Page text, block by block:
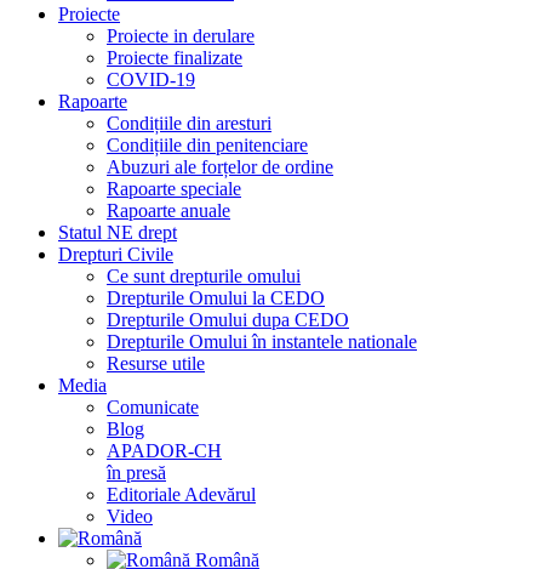
Proiecte
Proiecte in derulare
Proiecte finalizate
COVID-19
Rapoarte
Condițiile din aresturi
Condițiile din penitenciare
Abuzuri ale forțelor de ordine
Rapoarte speciale
Rapoarte anuale
Statul NE drept
Drepturi Civile
Ce sunt drepturile omului
Drepturile Omului la CEDO
Drepturile Omului dupa CEDO
Drepturile Omului în instantele nationale
Resurse utile
Media
Comunicate
Blog
APADOR-CH
în presă
Editoriale Adevărul
Video
Română